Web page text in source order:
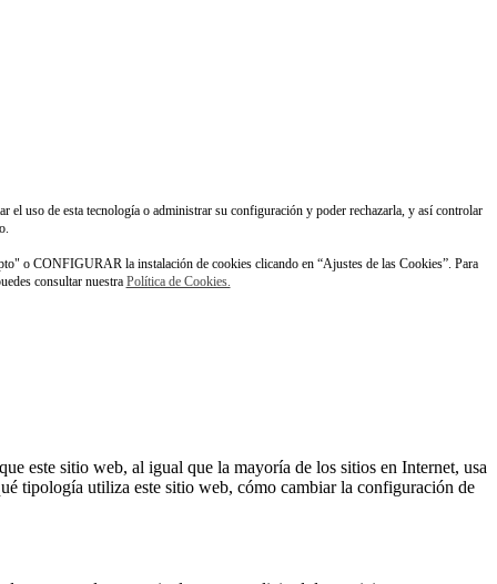
el uso de esta tecnología o administrar su configuración y poder rechazarla, y así controlar
o CONFIGURAR la instalación de cookies clicando en “Ajustes de las Cookies”. Para
consultar nuestra Política de Cookies.
este sitio web, al igual que la mayoría de los sitios en Internet, usa
tipología utiliza este sitio web, cómo cambiar la configuración de